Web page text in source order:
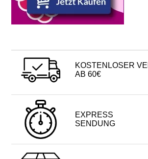
KOSTENLOSER
AB 60€
EXPRESS
SENDUNG